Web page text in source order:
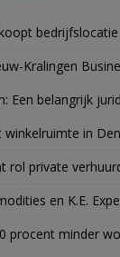
Kralingen
Een belangrijk
winkelruimte in
rol private
en K.E.
procent minder